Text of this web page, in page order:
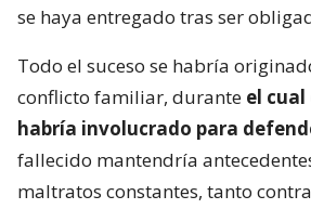
se haya entregado tras ser
Todo el suceso se habría
conflicto familiar, durante el cual
habría involucrado para
fallecido mantendría
maltratos constantes, tanto